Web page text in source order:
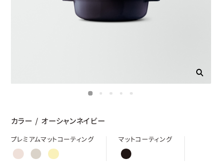
カラー / オーシャンネイビー
プレミアムマットコーティング マットコーティング